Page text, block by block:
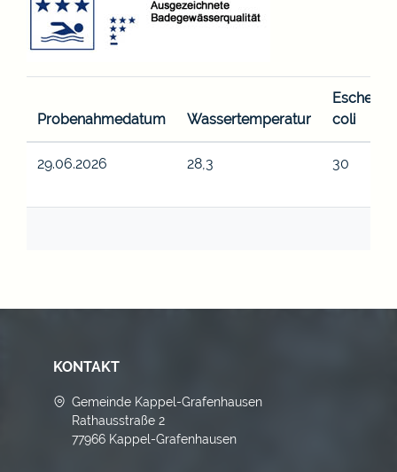
Probenahmedatum Wassertemperatur
coli
29.06.2026 28,3 30
KONTAKT
Gemeinde Kappel-Grafenhausen
Rathausstraße 2
77966 Kappel-Grafenhausen